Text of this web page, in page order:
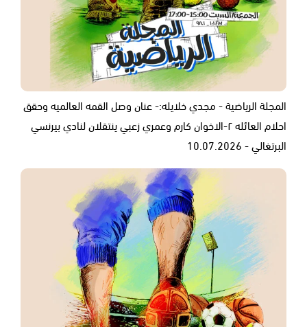
المجلة الرياضية - مجدي خلايله:- عنان وصل القمه العالميه وحقق
احلام العائله ٢-الاخوان كارم وعمري زعبي ينتقلان لنادي بيرنسي
البرتغالي - 10.07.2026